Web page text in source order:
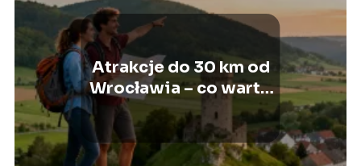
Atrakcje do 30 km od
Wrocławia – co warto
zobaczyć?